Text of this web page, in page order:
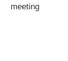
meeting